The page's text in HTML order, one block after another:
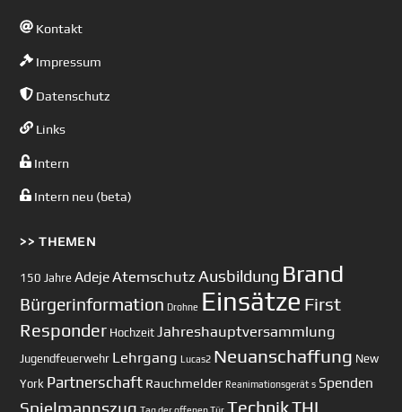
Kontakt
Impressum
Datenschutz
Links
Intern
Intern neu (beta)
>> THEMEN
150 Jahre AdejeAtemschutz Ausbildung Brand
Bürgerinformation Drohne Einsätze First
Responder Hochzeit Jahreshauptversammlung
Jugendfeuerwehr Lehrgang Lucas2 Neuanschaffung New
York Partnerschaft Rauchmelder Reanimationsgerät s Spenden
Spielmannszug TechnikTHL